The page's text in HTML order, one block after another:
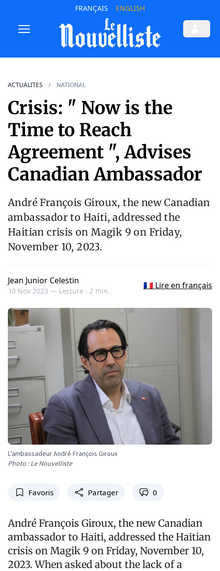
FRANÇAIS ENGLISH
ACTUALITES NATIONAL
Crisis: " Now is the
Time to Reach
Agreement ", Advises
Canadian Ambassador
André François Giroux, the new Canadian
ambassador to Haiti, addressed the
Haitian crisis on Magik 9 on Friday,
November 10, 2023.
Jean Junior Celestin
10 Nov 2023 — Lecture : 2 min.
🇫🇷 Lire en français
L'ambassadeur André François Giroux
Photo : Le Nouvelliste
Favoris Partager 0
André François Giroux, the new Canadian
ambassador to Haiti, addressed the Haitian
crisis on Magik 9 on Friday, November 10,
2023. When asked about the lack of a